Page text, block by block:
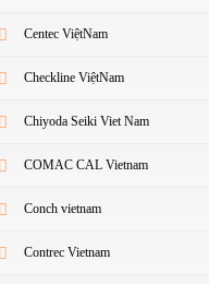
Centec ViệtNam
Checkline ViệtNam
Chiyoda Seiki Viet Nam
COMAC CAL Vietnam
Conch vietnam
Contrec Vietnam